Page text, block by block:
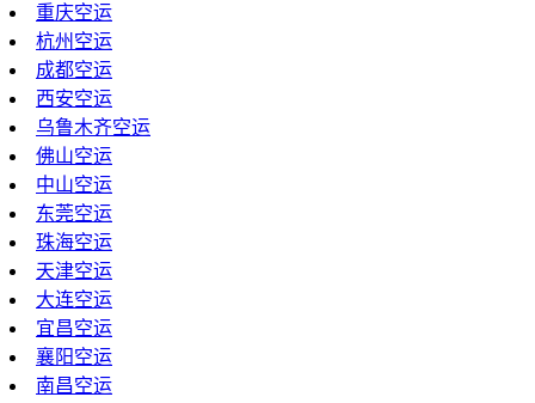
重庆空运
杭州空运
成都空运
西安空运
乌鲁木齐空运
佛山空运
中山空运
东莞空运
珠海空运
天津空运
大连空运
宜昌空运
襄阳空运
南昌空运